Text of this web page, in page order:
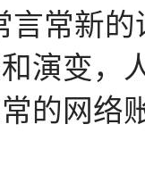
常新
演变，
的网络